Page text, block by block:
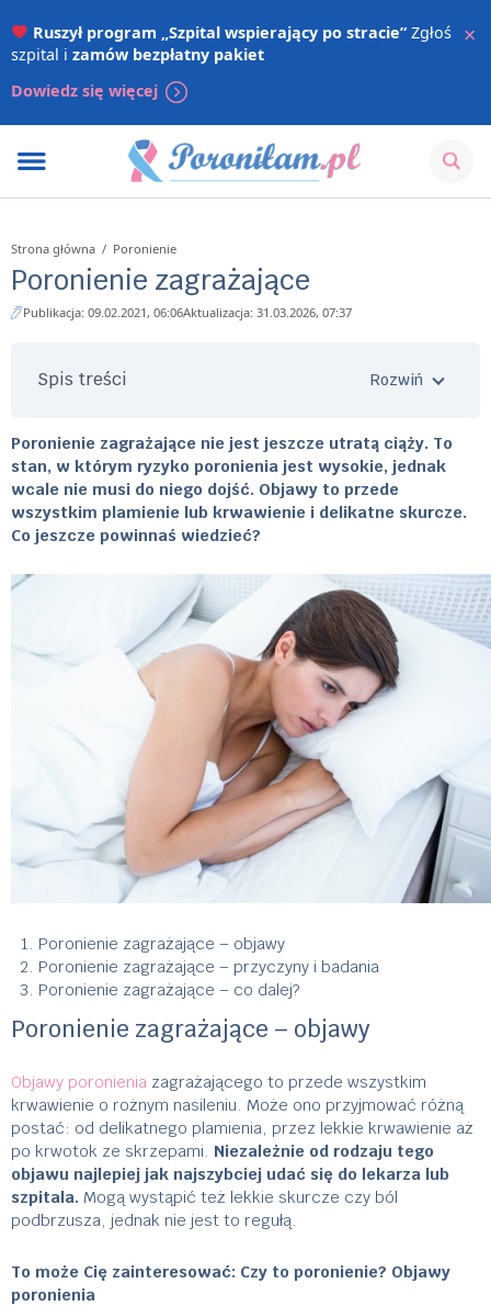
Ruszył program „Szpital wspierający po stracie”Zgłoś
szpital i zamów bezpłatny pakiet
Dowiedz się więcej
×
Strona główna / Poronienie
Poronienie zagrażające
Publikacja: 09.02.2021, 06:06Aktualizacja: 31.03.2026, 07:37
Spis treści
Poronienie zagrażające nie jest jeszcze utratą ciąży. To
stan, w którym ryzyko poronienia jest wysokie, jednak
wcale nie musi do niego dojść. Objawy to przede
wszystkim plamienie lub krwawienie i delikatne skurcze.
Co jeszcze powinnaś wiedzieć?
Poronienie zagrażające – objawy
Poronienie zagrażające – przyczyny i badania
Poronienie zagrażające – co dalej?
Poronienie zagrażające – objawy
Objawy poronieniazagrażającego to przede wszystkim
krwawienie o rożnym nasileniu. Może ono przyjmować różną
postać: od delikatnego plamienia, przez lekkie krwawienie aż
po krwotok ze skrzepami. Niezależnie od rodzaju tego
objawu najlepiej jak najszybciej udać się do lekarza lub
szpitala. Mogą wystąpić też lekkie skurcze czy ból
podbrzusza, jednak nie jest to regułą.
To może Cię zainteresować: Czy to poronienie? Objawy
poronienia